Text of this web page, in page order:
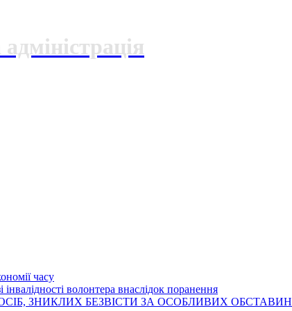
часу
волонтера внаслідок поранення
ЗНИКЛИХ БЕЗВІСТИ ЗА ОСОБЛИВИХ ОБСТАВИН